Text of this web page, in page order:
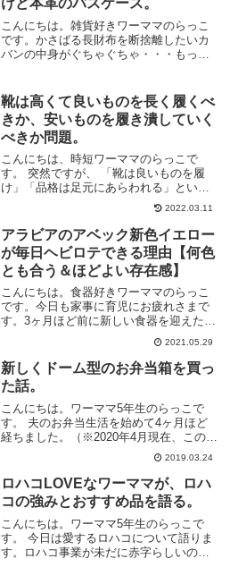
けど本革のパスケース。
こんにちは。雑貨好きワーママのらっこ
です。かさばる長財布を断捨離したいカ
バンの中身がぐちゃぐちゃ・・・もっと
ど、プチプラでも本物がいい。そんなワ
ガママをあっさりと叶えてくれ...
靴は高くて良いものを長く履くべ
きか、安いものを履き潰していく
べきか問題。
こんにちは、時短ワーママのらっこで
す。 突然ですが、 「靴は良いものを履
け」「品格は足元にあらわれる」という
フレーズを聞いたことはないでしょう
か。人目につかないと思いがちなところ
こそ見られていて差が出るところだか
ら、細かいところに気を抜くな...
2022.03.11
アラビアのアベック新色イエロー
が毎日ヘビロテできる理由【何色
とも合う＆ほどよい存在感】
こんにちは。食器好きワーママのらっこ
です。今日も家事に育児にお疲れさまで
す。3ヶ月ほど前に新しい食器を迎えたの
ですが、それがめちゃめちゃ可愛くて使
いやすいので、今日はその食器のご紹介
です。こちら。アラビアのアベックの新
色イエローです。（現物...
2021.05.29
新しくドーム型のお弁当箱を買っ
た話。
こんにちは。ワーママ5年生のらっこで
す。 夫のお弁当生活を始めて4ヶ月ほど
経ちました。（※2020年4月現在、この記
事をアップしてから1年強が経ったので、
お弁当生活1年半くらいになります。）
夫がかれこれ8年以上使っていたお弁当箱
をなくした...
2019.03.24
ロハコLOVEなワーママが、ロハ
コの強みとおすすめ品を語る。
こんにちは。ワーママ5年生のらっこで
す。 今日は愛するロハコについて語りま
す。ロハコ事業が未だに赤字らしいの